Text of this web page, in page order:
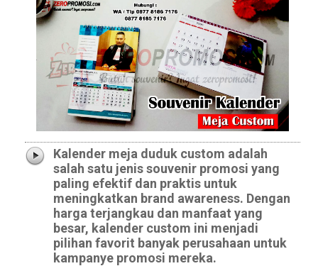
Kalender meja duduk custom adalah
salah satu jenis souvenir promosi yang
paling efektif dan praktis untuk
meningkatkan brand awareness. Dengan
harga terjangkau dan manfaat yang
besar, kalender custom ini menjadi
pilihan favorit banyak perusahaan untuk
kampanye promosi mereka.